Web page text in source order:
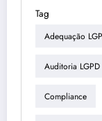
Tag
Adequação
Auditoria LGPD
Compliance